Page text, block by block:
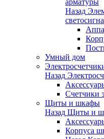
арматуры
Назад
Умный дом
Назад
Счетчики
Щиты и шкафы
Назад Щиты и
Корпуса